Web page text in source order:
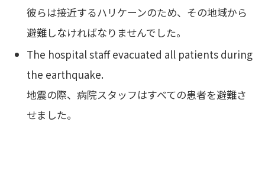
彼らは接近するハリケーンのため、その地域から
避難しなければなりませんでした。
The hospital staff evacuated all patients during
the earthquake.
地震の際、病院スタッフはすべての患者を避難さ
せました。